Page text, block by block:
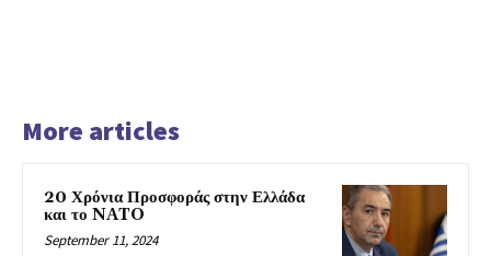
More articles
20 Χρόνια Προσφοράς στην Ελλάδα
και το NATO
September 11, 2024